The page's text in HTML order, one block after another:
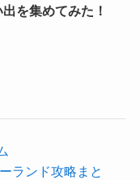
を集めてみた！
ランド攻略まと